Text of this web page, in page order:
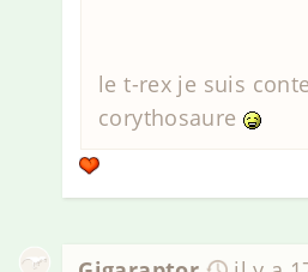
le t-rex je suis
corythosaure